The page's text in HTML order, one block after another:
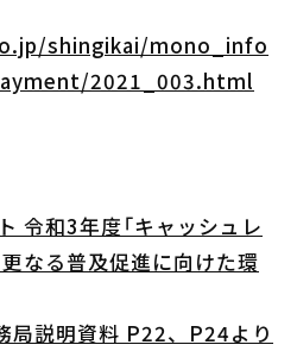
shingikai/mono_info
2021_003.html
令和3年度「キャッシュレ
なる普及促進に向けた環
局説明資料 P22、P24より